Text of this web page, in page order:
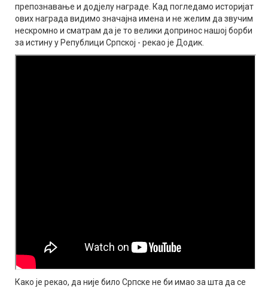
препознавање и додјелу награде. Кад погледамо историјат
ових награда видимо значајна имена и не желим да звучим
нескромно и сматрам да је то велики допринос нашој борби
за истину у Републици Српској - рекао је Додик.
Како је рекао, да није било Српске не би имао за шта да се